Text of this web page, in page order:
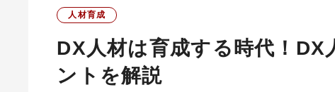
人材育成
DX人材は育成する時代！
ントを解説